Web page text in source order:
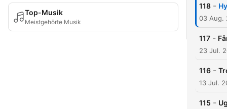
Top-Musik
Meistgehörte Musik
118 -
03 Aug.
117 -
23 Jul.
116 -
13 Jul.
115 -